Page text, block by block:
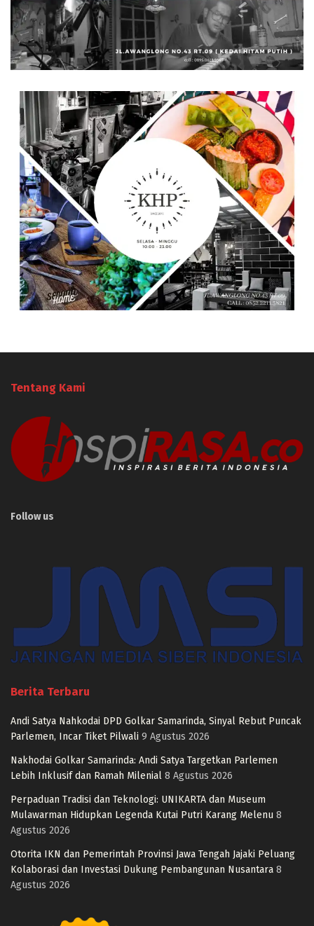
Tentang Kami
Follow us
Berita Terbaru
Andi Satya Nahkodai DPD Golkar Samarinda, Sinyal Rebut Puncak
Parlemen, Incar Tiket Pilwali 9 Agustus 2026
Nakhodai Golkar Samarinda: Andi Satya Targetkan Parlemen
Lebih Inklusif dan Ramah Milenial 8 Agustus 2026
Perpaduan Tradisi dan Teknologi: UNIKARTA dan Museum
Mulawarman Hidupkan Legenda Kutai Putri Karang Melenu 8
Agustus 2026
Otorita IKN dan Pemerintah Provinsi Jawa Tengah Jajaki Peluang
Kolaborasi dan Investasi Dukung Pembangunan Nusantara 8
Agustus 2026